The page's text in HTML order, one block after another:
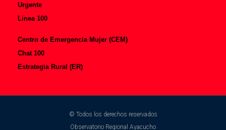
Urgente
Linea 100
Centro de Emergencia Mujer (CEM)
Chat 100
Estrategia Rural (ER)
© Todos los derechos reservados
Observatorio Regional Ayacucho